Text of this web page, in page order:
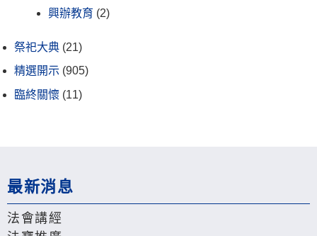
興辦教育 (2)
祭祀大典 (21)
精選開示 (905)
臨終關懷 (11)
最新消息
法會講經